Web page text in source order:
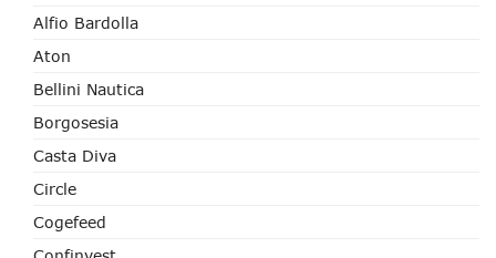
Alfio Bardolla
Aton
Bellini Nautica
Borgosesia
Casta Diva
Circle
Cogefeed